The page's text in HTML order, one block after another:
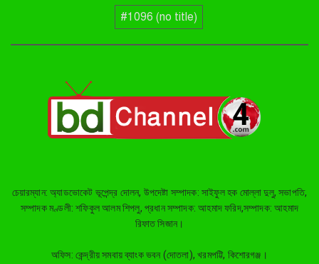
নৌকার পাটাতন তুলতে নদীতে নেমে
হারিয়ে গেলেন সাইফুল
তাড়াইলে জুলাই গণঅভ্যুত্থান দিবস
পালন, সংবর্ধনা পেলেন জুলাই যোদ্ধারা
জুলাই গণঅভ্যুত্থান দিবসে কিশোরগঞ্জে
#1096 (no title)
চেয়ারম্যান: অ্যাডভোকেট ভূপেন্দ্র দোলন, উপদেষ্টা সম্পাদক: সাইফুল হক মোল্লা দুলু, সভাপতি,
সম্পাদক মণ্ডলী: শফিকুল আলম শিপলু, প্রধান সম্পাদক: আহমাদ ফরিদ,সম্পাদক: আহমাদ
রিফাত সিজান।
অফিস: কেন্দ্রীয় সমবায় ব্যাংক ভবন (দোতলা), খরমপট্টি, কিশোরগঞ্জ।